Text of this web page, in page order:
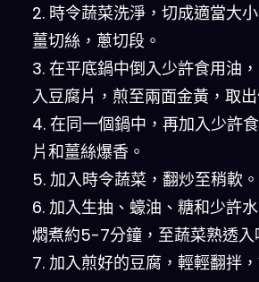
2. 時令蔬菜洗淨，切成適當大
薑切絲，蔥切段。
3. 在平底鍋中倒入少許食用油
入豆腐片，煎至兩面金黃，取出
4. 在同一個鍋中，再加入少許
片和薑絲爆香。
5. 加入時令蔬菜，翻炒至稍軟。
6. 加入生抽、蠔油、糖和少許
燜煮約5-7分鐘，至蔬菜熟透入
7. 加入煎好的豆腐，輕輕翻拌